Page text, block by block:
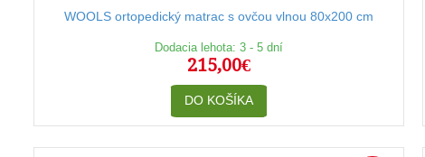
WOOLS ortopedický matrac s ovčou vlnou 80x200 cm
Dodacia lehota: 3 - 5 dní
215,00€
DO KOŠÍKA